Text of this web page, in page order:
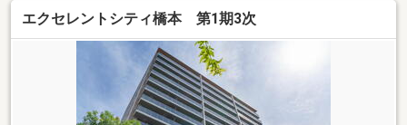
エクセレントシティ橋本 第1期3次